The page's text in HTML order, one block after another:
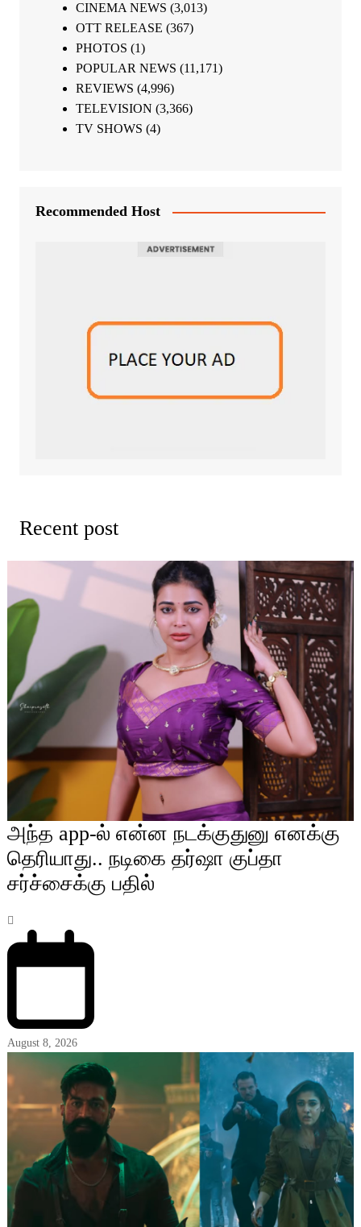
CINEMA NEWS (3,013)
OTT RELEASE (367)
PHOTOS (1)
POPULAR NEWS (11,171)
REVIEWS (4,996)
TELEVISION (3,366)
TV SHOWS (4)
Recommended Host
Recent post
அந்த app-ல் என்ன நடக்குதுனு எனக்கு
தெரியாது.. நடிகை தர்ஷா குப்தா
சர்ச்சைக்கு பதில்
August 8, 2026